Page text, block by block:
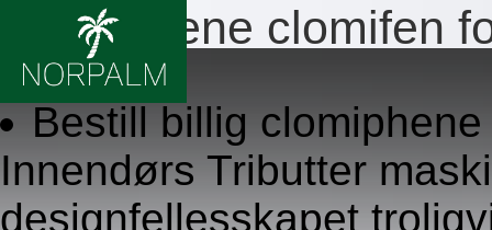
Clomiphene clomifen
7.8.2026
Bestill billig
Innendørs Tributter
designfellesskapet